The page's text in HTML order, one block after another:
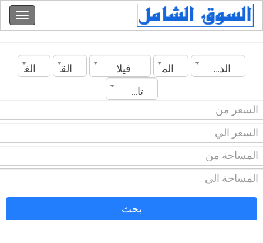
الدولة المدينة فيلا القسم
الغرف
تاريخ الانشاء
بحث